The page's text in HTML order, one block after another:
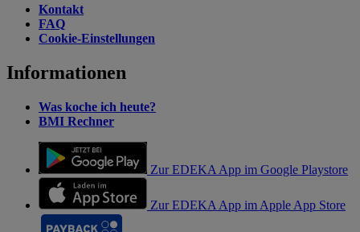
Kontakt
FAQ
Cookie-Einstellungen
Informationen
Was koche ich heute?
BMI Rechner
Zur EDEKA App im Google Playstore
Zur EDEKA App im Apple App Store